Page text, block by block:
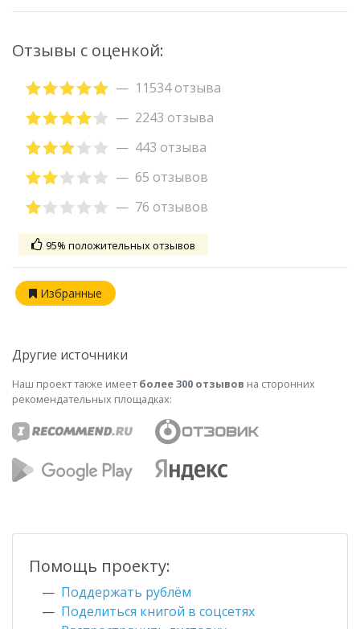
Отзывы с оценкой:
11534 отзыва
2243 отзыва
443 отзыва
65 отзывов
76 отзывов
95% положительных отзывов
Избранные
Другие источники
Наш проект также имеетболее 300 отзывов на сторонних
рекомендательных площадках:
Помощь проекту:
Поддержать рублём
Поделиться книгой в соцсетях